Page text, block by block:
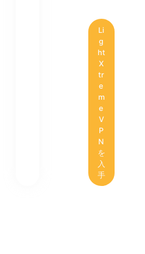
Li
g
ht
X
tr
e
m
e
V
P
N
を
入
手